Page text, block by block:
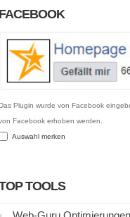
FACEBOOK
Plugin wurde von Facebook
Facebook erhoben werden.
Auswahl merken
TOOLS